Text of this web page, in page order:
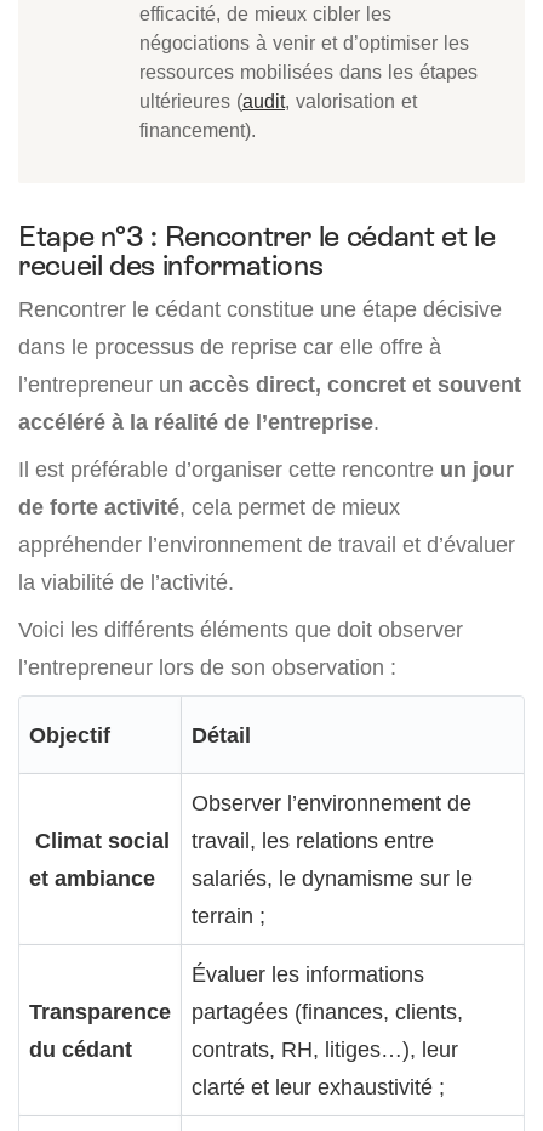
efficacité, de mieux cibler les
négociations à venir et d’optimiser les
ressources mobilisées dans les étapes
ultérieures (audit, valorisation et
financement).
Etape n°3 : Rencontrer le cédant et le
recueil des informations
Rencontrer le cédant constitue une étape décisive
dans le processus de reprise car elle offre à
l’entrepreneur un accès direct, concret et souvent
accéléré à la réalité de l’entreprise.
Il est préférable d’organiser cette rencontre un jour
de forte activité, cela permet de mieux
appréhender l’environnement de travail et d’évaluer
la viabilité de l’activité.
Voici les différents éléments que doit observer
l’entrepreneur lors de son observation :
Objectif Détail
Climat social
et ambiance
Observer l’environnement de
travail, les relations entre
salariés, le dynamisme sur le
terrain ;
Transparence
du cédant
Évaluer les informations
partagées (finances, clients,
contrats, RH, litiges…), leur
clarté et leur exhaustivité ;